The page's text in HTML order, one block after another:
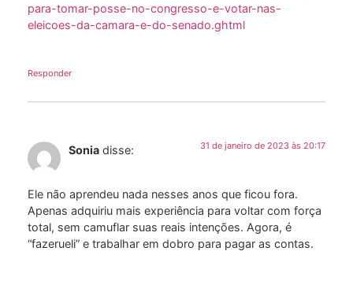
para-tomar-posse-no-congresso-e-votar-nas-
eleicoes-da-camara-e-do-senado.ghtml
Responder
Sonia disse: 31 de janeiro de 2023 às 20:17
Ele não aprendeu nada nesses anos que ficou fora.
Apenas adquiriu mais experiência para voltar com força
total, sem camuflar suas reais intenções. Agora, é
“fazerueli” e trabalhar em dobro para pagar as contas.